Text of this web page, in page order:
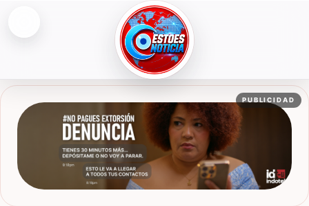
ESTOESNOTICIA|NOTICIAS
PUBLICIDAD